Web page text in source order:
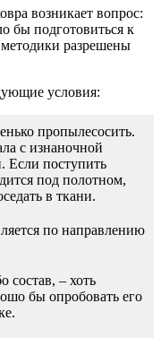
возникает вопрос:
бы подготовиться к
разрешены
условия:
пропылесосить.
с изнаночной
Если поступить
под полотном,
в ткани.
по направлению
состав, – хоть
бы опробовать его